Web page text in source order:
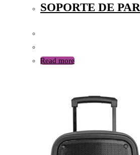
SOPORTE DE
Read more